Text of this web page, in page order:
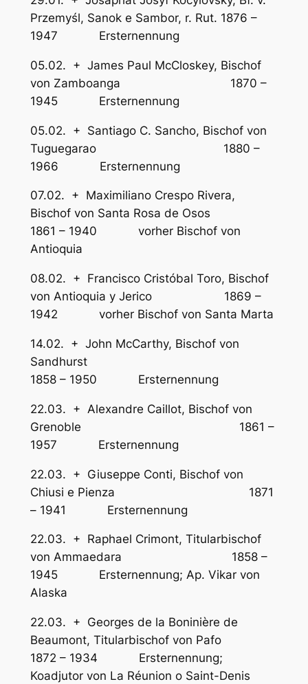
Przemyśl, Sanok e Sambor, r. Rut. 1876 –
1947 Ersternennung
05.02. + James Paul McCloskey, Bischof
von Zamboanga 1870 –
1945 Ersternennung
05.02. + Santiago C. Sancho, Bischof von
Tuguegarao 1880 –
1966 Ersternennung
07.02. + Maximiliano Crespo Rivera,
Bischof von Santa Rosa de Osos
1861 – 1940 vorher Bischof von
Antioquia
08.02. + Francisco Cristóbal Toro, Bischof
von Antioquia y Jerico 1869 –
1942 vorher Bischof von Santa Marta
14.02. + John McCarthy, Bischof von
Sandhurst
1858 – 1950 Ersternennung
22.03. + Alexandre Caillot, Bischof von
Grenoble 1861 –
1957 Ersternennung
22.03. + Giuseppe Conti, Bischof von
Chiusi e Pienza 1871
– 1941 Ersternennung
22.03. + Raphael Crimont, Titularbischof
von Ammaedara 1858 –
1945 Ersternennung; Ap. Vikar von
Alaska
22.03. + Georges de la Boninière de
Beaumont, Titularbischof von Pafo
1872 – 1934 Ersternennung;
Koadjutor von La Réunion o Saint-Denis